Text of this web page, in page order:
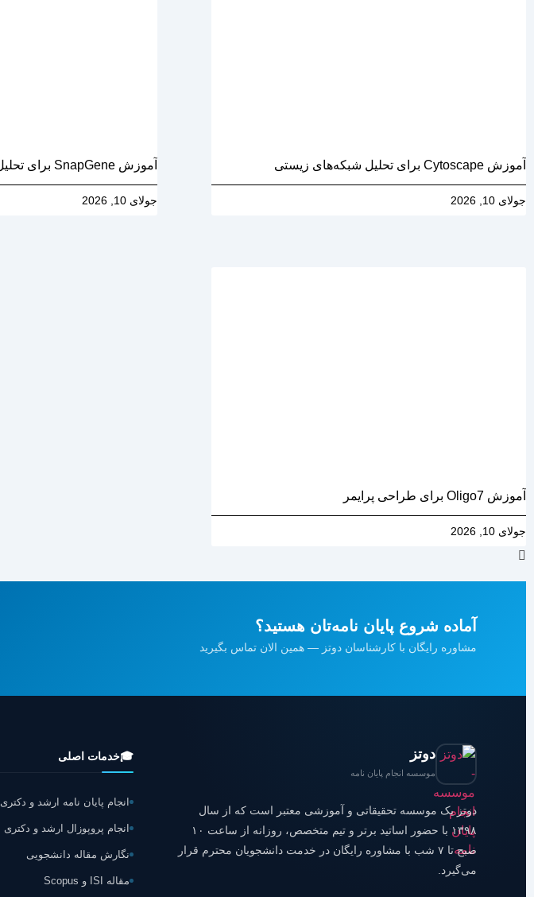
آموزش Cytoscape برای تحلیل شبکه‌های زیستی
جولای 10, 2026
آموزش SnapGene برای تحلیل و طراحی DNA
جولای 10, 2026
آموزش Oligo7 برای طراحی پرایمر
جولای 10, 2026
آماده شروع پایان نامه‌تان هستید؟
مشاوره رایگان با کارشناسان دوتز — همین الان تماس بگیرید
دوتز
موسسه انجام پایان نامه
دوتز یک موسسه تحقیقاتی و آموزشی معتبر است که از سال
۱۳۹۸ با حضور اساتید برتر و تیم متخصص، روزانه از ساعت ۱۰
صبح تا ۷ شب با مشاوره رایگان در خدمت دانشجویان محترم قرار
می‌گیرد.
🎓خدمات اصلی
انجام پایان نامه ارشد و دکتری
انجام پروپوزال ارشد و دکتری
نگارش مقاله دانشجویی
مقاله ISI و Scopus